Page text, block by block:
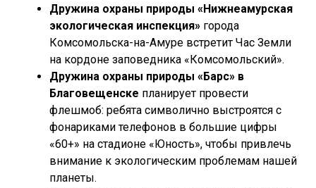
Дружина охраны природы «Нижнеамурская
экологическая инспекция» города
Комсомольска-на-Амуре встретит Час Земли
на кордоне заповедника «Комсомольский».
Дружина охраны природы «Барс» в
Благовещенске планирует провести
флешмоб: ребята символично выстроятся с
фонариками телефонов в большие цифры
«60+» на стадионе «Юность», чтобы привлечь
внимание к экологическим проблемам нашей
планеты.